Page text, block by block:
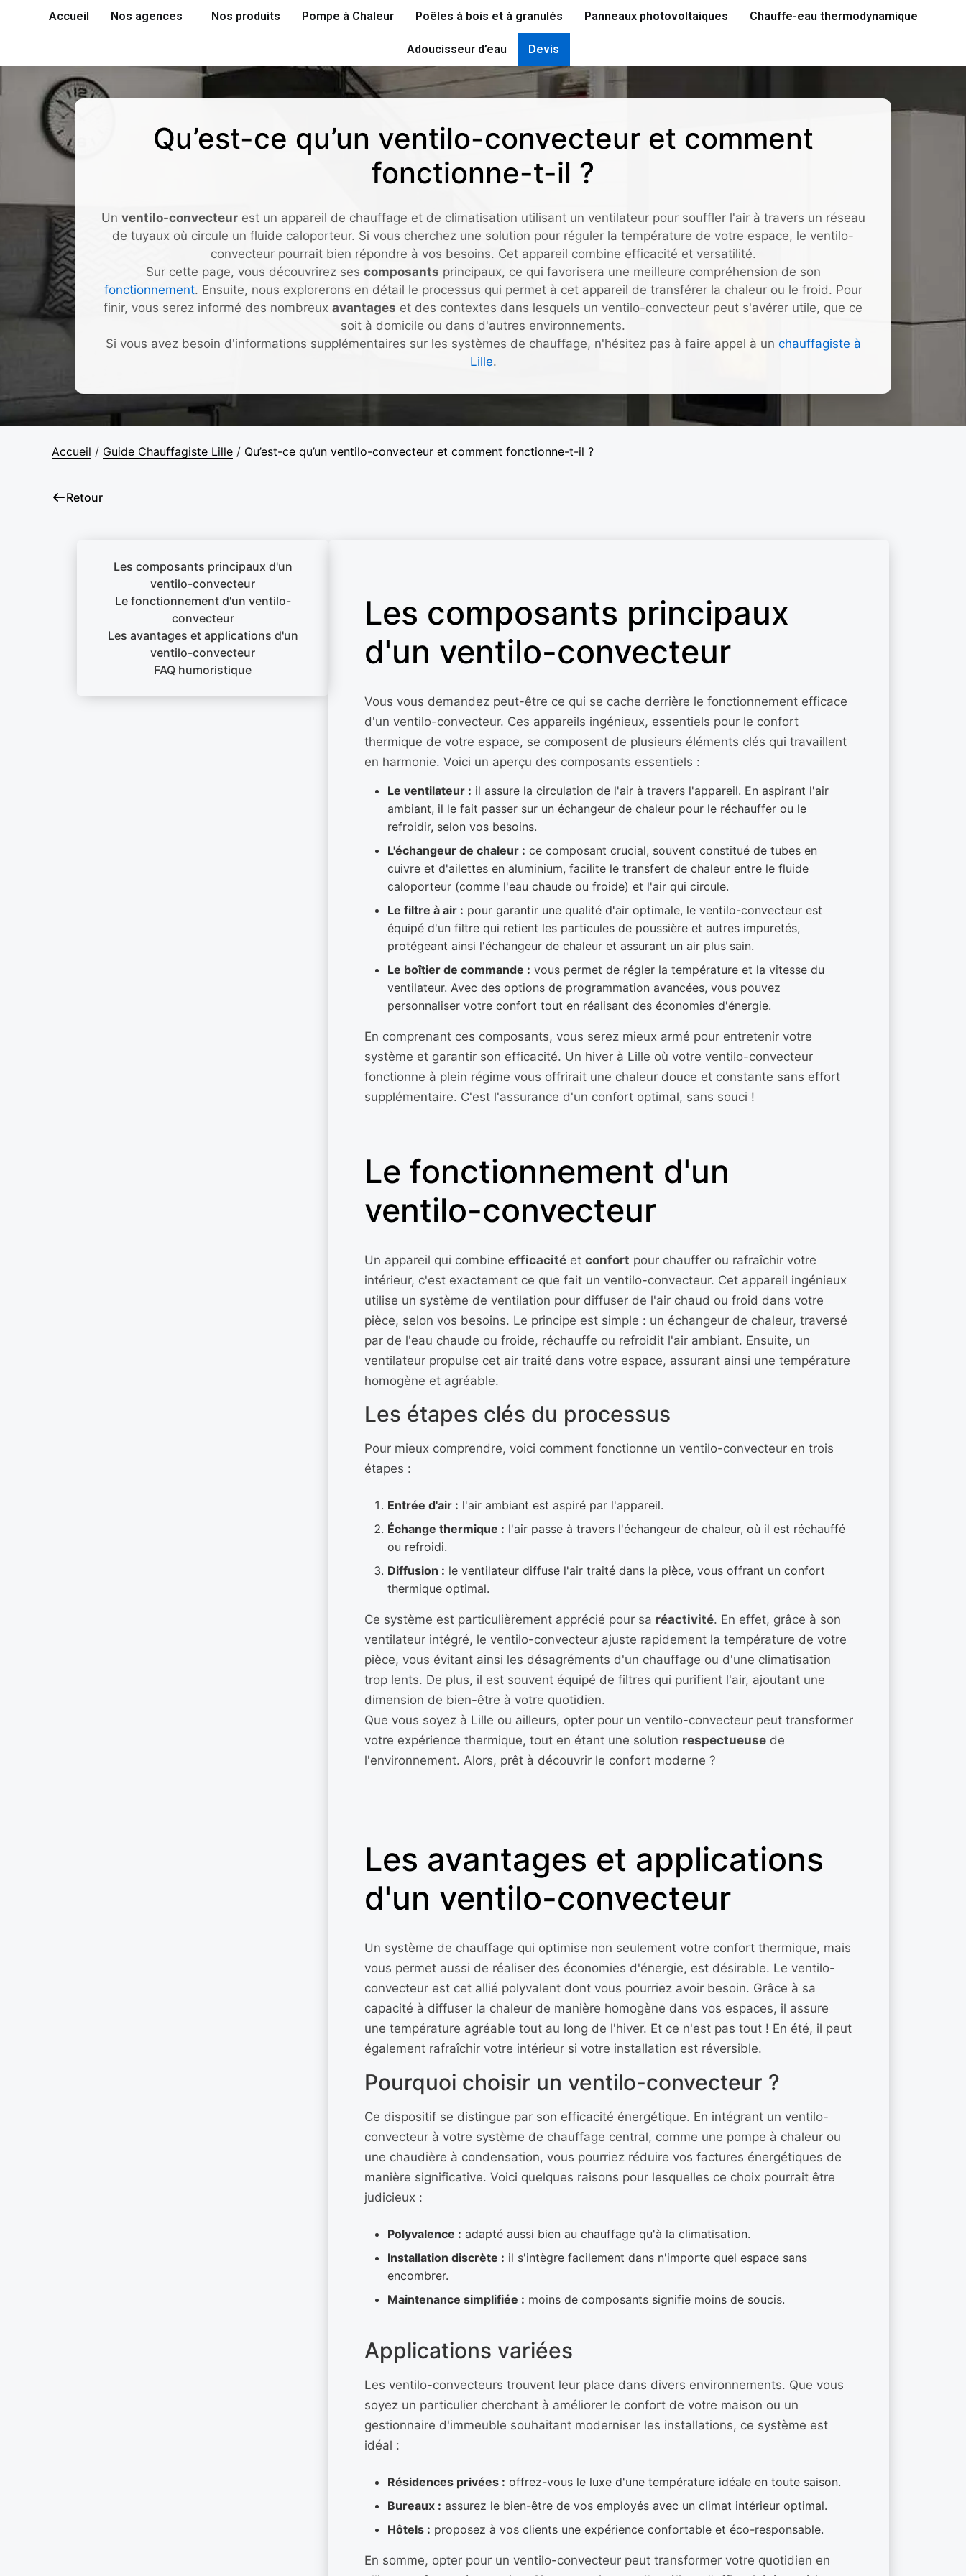
Accueil Nos agences Nos produits Pompe à Chaleur Poêles à bois et à granulés Panneaux photovoltaiques Chauffe-eau thermodynamique
Adoucisseur d’eau Devis
Qu’est-ce qu’un ventilo-convecteur et comment
fonctionne-t-il ?
Un ventilo-convecteurest un appareil de chauffage et de climatisation utilisant un ventilateur pour souffler l'air à travers un réseau
de tuyaux où circule un fluide caloporteur. Si vous cherchez une solution pour réguler la température de votre espace, le ventilo-
convecteur pourrait bien répondre à vos besoins. Cet appareil combine efficacité et versatilité.
Sur cette page, vous découvrirez ses composants principaux, ce qui favorisera une meilleure compréhension de son
fonctionnement. Ensuite, nous explorerons en détail le processus qui permet à cet appareil de transférer la chaleur ou le froid. Pour
finir, vous serez informé des nombreux avantages et des contextes dans lesquels un ventilo-convecteur peut s'avérer utile, que ce
soit à domicile ou dans d'autres environnements.
Si vous avez besoin d'informations supplémentaires sur les systèmes de chauffage, n'hésitez pas à faire appel à un chauffagiste à
Lille.
Accueil / Guide Chauffagiste Lille / Qu’est-ce qu’un ventilo-convecteur et comment fonctionne-t-il ?
Retour
Les composants principaux d'un
ventilo-convecteur
Le fonctionnement d'un ventilo-
convecteur
Les avantages et applications d'un
ventilo-convecteur
FAQ humoristique
Les composants principaux
d'un ventilo-convecteur
Vous vous demandez peut-être ce qui se cache derrière le fonctionnement efficace
d'un ventilo-convecteur. Ces appareils ingénieux, essentiels pour le confort
thermique de votre espace, se composent de plusieurs éléments clés qui travaillent
en harmonie. Voici un aperçu des composants essentiels :
Le ventilateur : il assure la circulation de l'air à travers l'appareil. En aspirant l'air
ambiant, il le fait passer sur un échangeur de chaleur pour le réchauffer ou le
refroidir, selon vos besoins.
L'échangeur de chaleur : ce composant crucial, souvent constitué de tubes en
cuivre et d'ailettes en aluminium, facilite le transfert de chaleur entre le fluide
caloporteur (comme l'eau chaude ou froide) et l'air qui circule.
Le filtre à air : pour garantir une qualité d'air optimale, le ventilo-convecteur est
équipé d'un filtre qui retient les particules de poussière et autres impuretés,
protégeant ainsi l'échangeur de chaleur et assurant un air plus sain.
Le boîtier de commande : vous permet de régler la température et la vitesse du
ventilateur. Avec des options de programmation avancées, vous pouvez
personnaliser votre confort tout en réalisant des économies d'énergie.
En comprenant ces composants, vous serez mieux armé pour entretenir votre
système et garantir son efficacité. Un hiver à Lille où votre ventilo-convecteur
fonctionne à plein régime vous offrirait une chaleur douce et constante sans effort
supplémentaire. C'est l'assurance d'un confort optimal, sans souci !
Le fonctionnement d'un
ventilo-convecteur
Un appareil qui combine efficacité et confort pour chauffer ou rafraîchir votre
intérieur, c'est exactement ce que fait un ventilo-convecteur. Cet appareil ingénieux
utilise un système de ventilation pour diffuser de l'air chaud ou froid dans votre
pièce, selon vos besoins. Le principe est simple : un échangeur de chaleur, traversé
par de l'eau chaude ou froide, réchauffe ou refroidit l'air ambiant. Ensuite, un
ventilateur propulse cet air traité dans votre espace, assurant ainsi une température
homogène et agréable.
Les étapes clés du processus
Pour mieux comprendre, voici comment fonctionne un ventilo-convecteur en trois
étapes :
Entrée d'air : l'air ambiant est aspiré par l'appareil.
Échange thermique : l'air passe à travers l'échangeur de chaleur, où il est réchauffé
ou refroidi.
Diffusion : le ventilateur diffuse l'air traité dans la pièce, vous offrant un confort
thermique optimal.
Ce système est particulièrement apprécié pour sa réactivité. En effet, grâce à son
ventilateur intégré, le ventilo-convecteur ajuste rapidement la température de votre
pièce, vous évitant ainsi les désagréments d'un chauffage ou d'une climatisation
trop lents. De plus, il est souvent équipé de filtres qui purifient l'air, ajoutant une
dimension de bien-être à votre quotidien.
Que vous soyez à Lille ou ailleurs, opter pour un ventilo-convecteur peut transformer
votre expérience thermique, tout en étant une solution respectueuse de
l'environnement. Alors, prêt à découvrir le confort moderne ?
Les avantages et applications
d'un ventilo-convecteur
Un système de chauffage qui optimise non seulement votre confort thermique, mais
vous permet aussi de réaliser des économies d'énergie, est désirable. Le ventilo-
convecteur est cet allié polyvalent dont vous pourriez avoir besoin. Grâce à sa
capacité à diffuser la chaleur de manière homogène dans vos espaces, il assure
une température agréable tout au long de l'hiver. Et ce n'est pas tout ! En été, il peut
également rafraîchir votre intérieur si votre installation est réversible.
Pourquoi choisir un ventilo-convecteur ?
Ce dispositif se distingue par son efficacité énergétique. En intégrant un ventilo-
convecteur à votre système de chauffage central, comme une pompe à chaleur ou
une chaudière à condensation, vous pourriez réduire vos factures énergétiques de
manière significative. Voici quelques raisons pour lesquelles ce choix pourrait être
judicieux :
Polyvalence : adapté aussi bien au chauffage qu'à la climatisation.
Installation discrète : il s'intègre facilement dans n'importe quel espace sans
encombrer.
Maintenance simplifiée : moins de composants signifie moins de soucis.
Applications variées
Les ventilo-convecteurs trouvent leur place dans divers environnements. Que vous
soyez un particulier cherchant à améliorer le confort de votre maison ou un
gestionnaire d'immeuble souhaitant moderniser les installations, ce système est
idéal :
Résidences privées : offrez-vous le luxe d'une température idéale en toute saison.
Bureaux : assurez le bien-être de vos employés avec un climat intérieur optimal.
Hôtels : proposez à vos clients une expérience confortable et éco-responsable.
En somme, opter pour un ventilo-convecteur peut transformer votre quotidien en